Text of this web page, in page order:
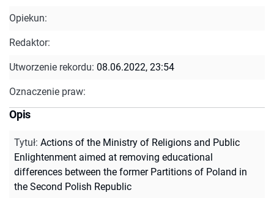
Opiekun:
Redaktor:
Utworzenie rekordu: 08.06.2022, 23:54
Oznaczenie praw:
Opis
Tytuł: Actions of the Ministry of Religions and Public
Enlightenment aimed at removing educational
differences between the former Partitions of Poland in
the Second Polish Republic